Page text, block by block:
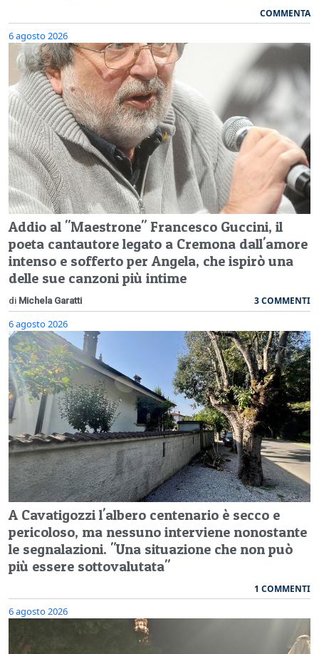
COMMENTA
6 agosto 2026
Addio al "Maestrone" Francesco Guccini, il
poeta cantautore legato a Cremona dall'amore
intenso e sofferto per Angela, che ispirò una
delle sue canzoni più intime
di Michela Garatti 3 COMMENTI
6 agosto 2026
A Cavatigozzi l'albero centenario è secco e
pericoloso, ma nessuno interviene nonostante
le segnalazioni. "Una situazione che non può
più essere sottovalutata"
1 COMMENTI
6 agosto 2026